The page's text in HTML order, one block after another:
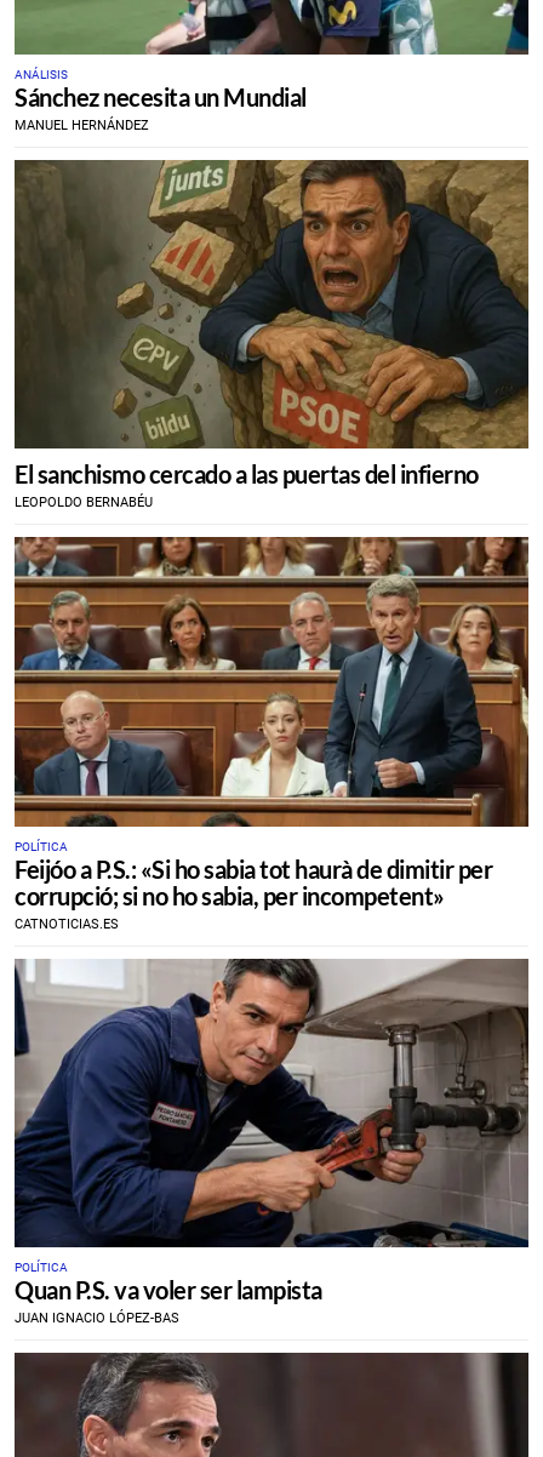
ANÁLISIS
Sánchez necesita un Mundial
MANUEL HERNÁNDEZ
El sanchismo cercado a las puertas del infierno
LEOPOLDO BERNABÉU
POLÍTICA
​Feijóo a P.S.: «Si ho sabia tot haurà de dimitir per
corrupció; si no ho sabia, per incompetent»
CATNOTICIAS.ES
POLÍTICA
Quan P.S. va voler ser lampista
JUAN IGNACIO LÓPEZ-BAS